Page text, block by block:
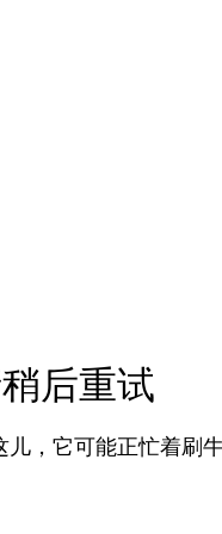
后重试
儿，它可能正忙着刷